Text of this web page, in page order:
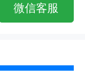
微信客服